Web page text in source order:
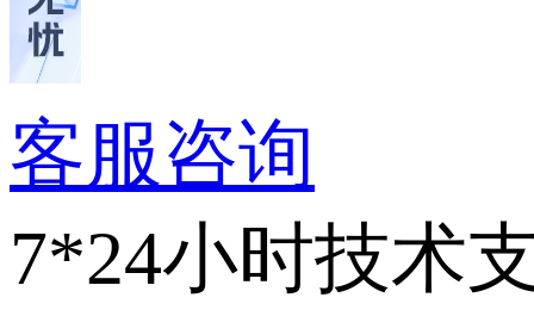
客服咨询
7*24小时技术